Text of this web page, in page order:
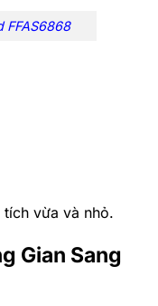
FFAS6868
vừa và nhỏ.
Gian Sang